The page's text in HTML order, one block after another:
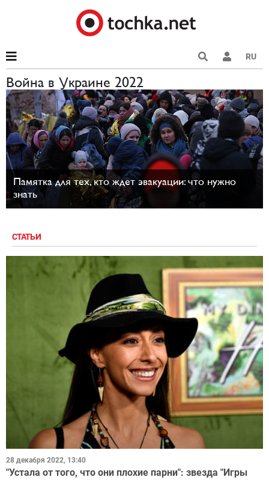
RU
Война в Украине 2022
Памятка для тех, кто ждет эвакуации: что нужно
знать
СТАТЬИ
28 декабря 2022, 13:40
"Устала от того, что они плохие парни": звезда "Игры